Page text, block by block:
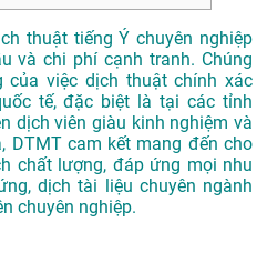
thuật tiếng Ý chuyên nghiệp
và chi phí cạnh tranh. Chúng
việc dịch thuật chính xác
tế, đặc biệt là tại các tỉnh
dịch viên giàu kinh nghiệm và
DTMT cam kết mang đến cho
chất lượng, đáp ứng mọi nhu
dịch tài liệu chuyên ngành
chuyên nghiệp.